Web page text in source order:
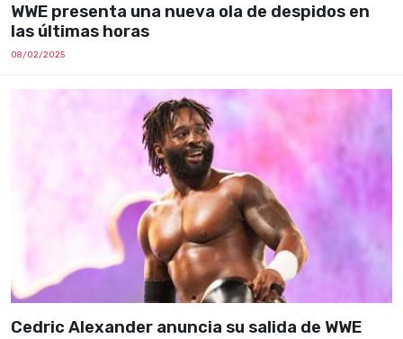
WWE presenta una nueva ola de despidos en
las últimas horas
08/02/2025
Cedric Alexander anuncia su salida de WWE